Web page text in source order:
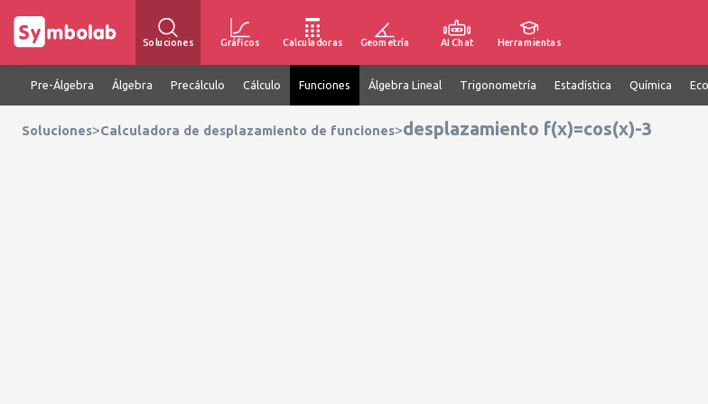
Soluciones Gráficos Calculadoras Geometría AI Chat Herramientas
Pre-Álgebra Álgebra Precálculo Cálculo Funciones Álgebra Lineal Trigonometría Estadística Química
Soluciones>Calculadora de desplazamiento de funciones>desplazamiento f(x)=cos(x)-3